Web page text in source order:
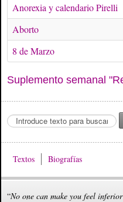
Anorexia y calendario Pirelli
Aborto
8 de Marzo
Suplemento semanal
S
e
a
h
Textos Biografías
“No one can make you feel